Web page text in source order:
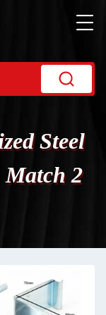
Steel
2